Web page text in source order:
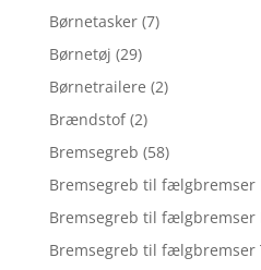
Børnetasker (7)
Børnetøj (29)
Børnetrailere (2)
Brændstof (2)
Bremsegreb (58)
Bremsegreb til fælgbremser
Bremsegreb til fælgbremser
Bremsegreb til fælgbremser